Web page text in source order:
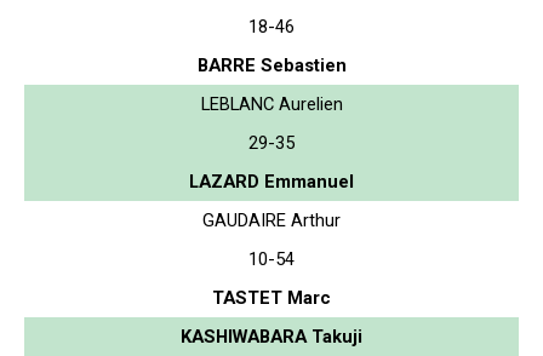
18-46
BARRE Sebastien
LEBLANC Aurelien
29-35
LAZARD Emmanuel
GAUDAIRE Arthur
10-54
TASTET Marc
KASHIWABARA Takuji